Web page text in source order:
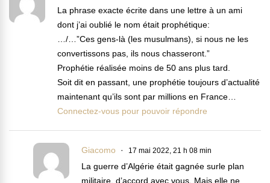
La phrase exacte écrite dans une lettre à un ami
dont j’ai oublié le nom était prophétique:
…/…”Ces gens-là (les musulmans), si nous ne les
convertissons pas, ils nous chasseront.”
Prophétie réalisée moins de 50 ans plus tard.
Soit dit en passant, une prophétie toujours d’actualité
maintenant qu’ils sont par millions en France…
Connectez-vous pour pouvoir répondre
Giacomo 17 mai 2022, 21 h 08 min
La guerre d’Algérie était gagnée surle plan
militaire, d’accord avec vous. Mais elle ne